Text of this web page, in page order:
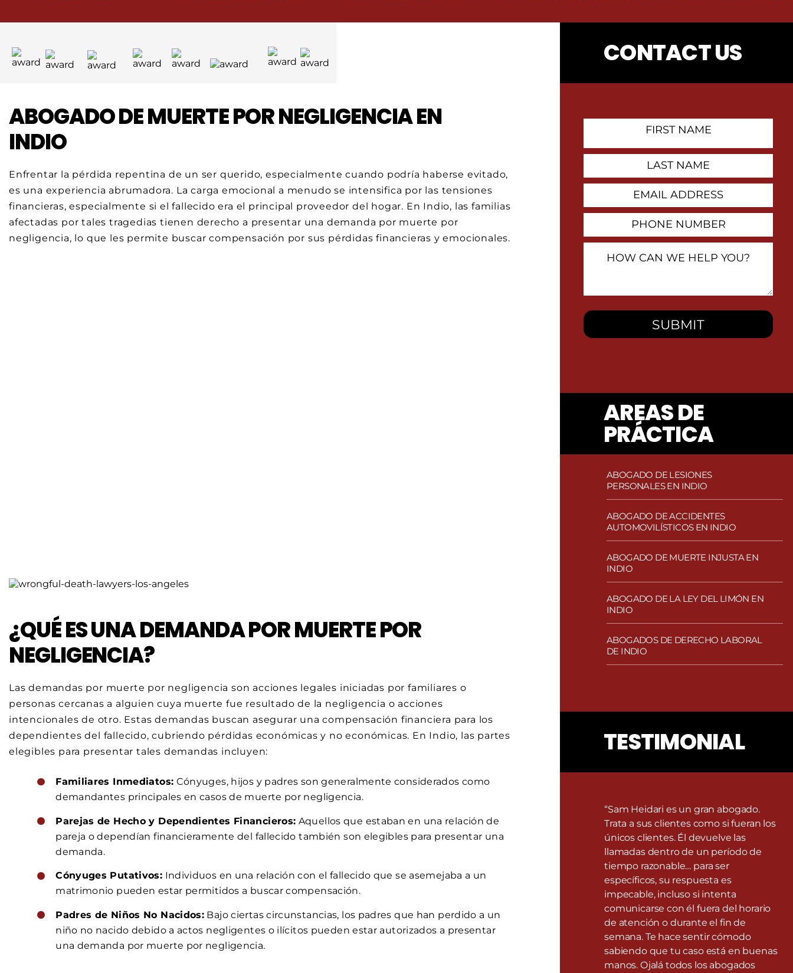
ABOGADO DE MUERTE POR NEGLIGENCIA EN
INDIO
Enfrentar la pérdida repentina de un ser querido, especialmente cuando podría haberse evitado,
es una experiencia abrumadora. La carga emocional a menudo se intensifica por las tensiones
financieras, especialmente si el fallecido era el principal proveedor del hogar. En Indio, las familias
afectadas por tales tragedias tienen derecho a presentar una demanda por muerte por
negligencia, lo que les permite buscar compensación por sus pérdidas financieras y emocionales.
¿QUÉ ES UNA DEMANDA POR MUERTE POR
NEGLIGENCIA?
Las demandas por muerte por negligencia son acciones legales iniciadas por familiares o
personas cercanas a alguien cuya muerte fue resultado de la negligencia o acciones
intencionales de otro. Estas demandas buscan asegurar una compensación financiera para los
dependientes del fallecido, cubriendo pérdidas económicas y no económicas. En Indio, las partes
elegibles para presentar tales demandas incluyen:
Familiares Inmediatos: Cónyuges, hijos y padres son generalmente considerados como
demandantes principales en casos de muerte por negligencia.
Parejas de Hecho y Dependientes Financieros: Aquellos que estaban en una relación de
pareja o dependían financieramente del fallecido también son elegibles para presentar una
demanda.
Cónyuges Putativos: Individuos en una relación con el fallecido que se asemejaba a un
matrimonio pueden estar permitidos a buscar compensación.
Padres de Niños No Nacidos: Bajo ciertas circunstancias, los padres que han perdido a un
niño no nacido debido a actos negligentes o ilícitos pueden estar autorizados a presentar
una demanda por muerte por negligencia.
CONTACT US
Contact
You?
AREAS DE
PRÁCTICA
ABOGADO DE LESIONES
PERSONALES EN INDIO
ABOGADO DE ACCIDENTES
AUTOMOVILÍSTICOS EN INDIO
ABOGADO DE MUERTE INJUSTA EN
INDIO
ABOGADO DE LA LEY DEL LIMÓN EN
INDIO
ABOGADOS DE DERECHO LABORAL
DE INDIO
TESTIMONIAL
“Sam Heidari es un gran abogado.
Trata a sus clientes como si fueran los
únicos clientes. Él devuelve las
llamadas dentro de un período de
tiempo razonable… para ser
específicos, su respuesta es
impecable, incluso si intenta
comunicarse con él fuera del horario
de atención o durante el fin de
semana. Te hace sentir cómodo
sabiendo que tu caso está en buenas
manos. Ojalá todos los abogados